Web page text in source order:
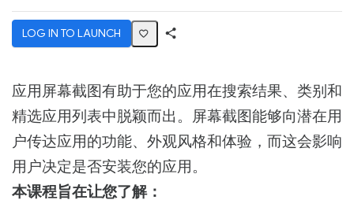
LOG IN TO LAUNCH
应用屏幕截图有助于您的应用在搜索结果、类别和
精选应用列表中脱颖而出。屏幕截图能够向潜在用
户传达应用的功能、外观风格和体验，而这会影响
用户决定是否安装您的应用。
本课程旨在让您了解：